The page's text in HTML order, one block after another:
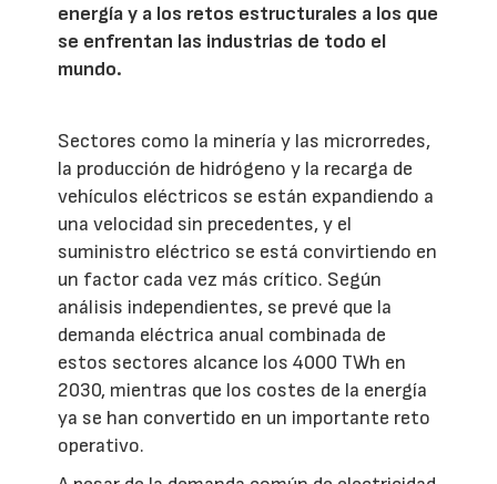
energía y a los retos estructurales a los que
se enfrentan las industrias de todo el
mundo.
Sectores como la minería y las microrredes,
la producción de hidrógeno y la recarga de
vehículos eléctricos se están expandiendo a
una velocidad sin precedentes, y el
suministro eléctrico se está convirtiendo en
un factor cada vez más crítico. Según
análisis independientes, se prevé que la
demanda eléctrica anual combinada de
estos sectores alcance los 4000 TWh en
2030, mientras que los costes de la energía
ya se han convertido en un importante reto
operativo.